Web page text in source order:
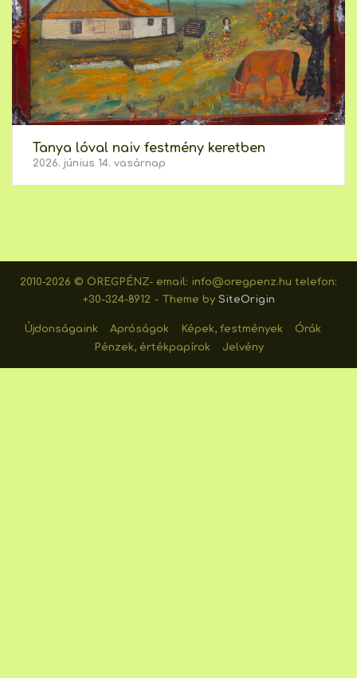
Tanya lóval naiv festmény keretben
2026. június 14. vasárnap
2010-2026 © ÖREGPÉNZ- email: info@oregpenz.hu telefon:
+30-324-8912
Theme by SiteOrigin
Újdonságaink Apróságok Képek, festmények
Órák
Pénzek, értékpapírok
Jelvény